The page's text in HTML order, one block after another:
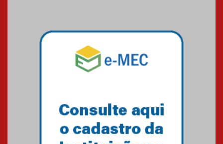
Mackenzie mobiliza campanha
solidária para apoiar famílias em
Minas Gerais
Primeiro culto do ano ressalta o
27.02.2026